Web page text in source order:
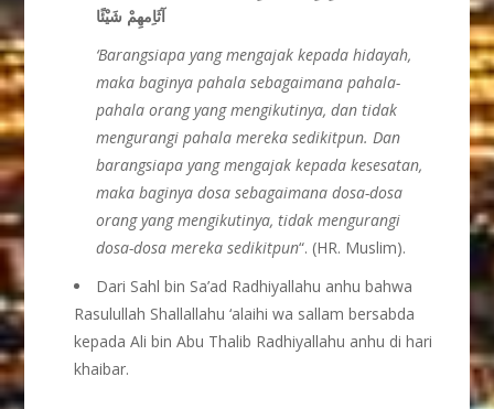
آثَاِمهِمْ شَيْئًا
‘Barangsiapa yang mengajak kepada hidayah,
maka baginya pahala sebagaimana pahala-
pahala orang yang mengikutinya, dan tidak
mengurangi pahala mereka sedikitpun. Dan
barangsiapa yang mengajak kepada kesesatan,
maka baginya dosa sebagaimana dosa-dosa
orang yang mengikutinya, tidak mengurangi
dosa-dosa mereka sedikitpun“. (HR. Muslim).
Dari Sahl bin Sa’ad Radhiyallahu anhu bahwa
Rasulullah Shallallahu ‘alaihi wa sallam bersabda
kepada Ali bin Abu Thalib Radhiyallahu anhu di hari
khaibar.